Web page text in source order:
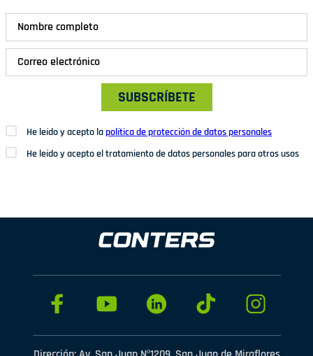
SUBSCRÍBETE
He leído y acepto lapolítica de protección de datos personales
He leído y acepto el tratamiento de datos personales para otros usos